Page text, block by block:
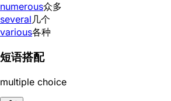
numerous众多
several几个
various各种
短语搭配
multiple choice